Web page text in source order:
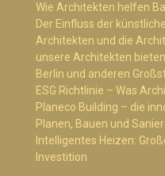
Wie Architekten helfen
Der Einfluss der
Architekten und die
unsere Architekten
Berlin und anderen
ESG Richtlinie – Was
Planeco Building – die
Planen, Bauen und
Intelligentes Heizen:
Investition